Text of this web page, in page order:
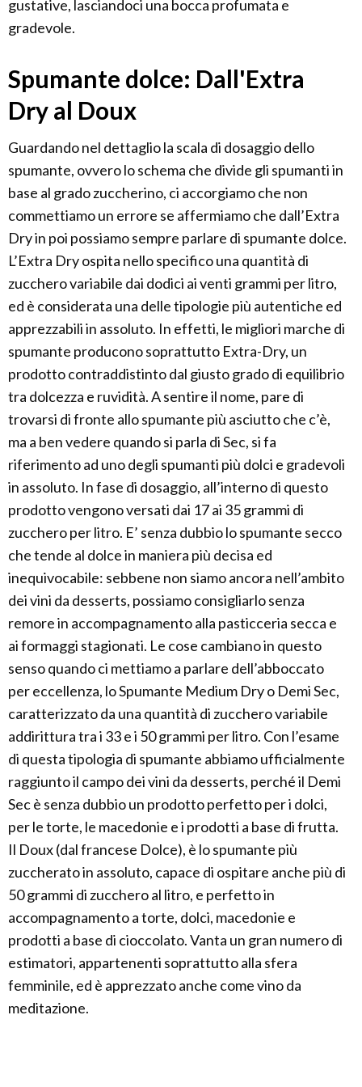
gustative, lasciandoci una bocca profumata e
gradevole.
Spumante dolce: Dall'Extra
Dry al Doux
Guardando nel dettaglio la scala di dosaggio dello
spumante, ovvero lo schema che divide gli spumanti in
base al grado zuccherino, ci accorgiamo che non
commettiamo un errore se affermiamo che dall’Extra
Dry in poi possiamo sempre parlare di spumante dolce.
L’Extra Dry ospita nello specifico una quantità di
zucchero variabile dai dodici ai venti grammi per litro,
ed è considerata una delle tipologie più autentiche ed
apprezzabili in assoluto. In effetti, le migliori marche di
spumante producono soprattutto Extra-Dry, un
prodotto contraddistinto dal giusto grado di equilibrio
tra dolcezza e ruvidità. A sentire il nome, pare di
trovarsi di fronte allo spumante più asciutto che c’è,
ma a ben vedere quando si parla di Sec, si fa
riferimento ad uno degli spumanti più dolci e gradevoli
in assoluto. In fase di dosaggio, all’interno di questo
prodotto vengono versati dai 17 ai 35 grammi di
zucchero per litro. E’ senza dubbio lo spumante secco
che tende al dolce in maniera più decisa ed
inequivocabile: sebbene non siamo ancora nell’ambito
dei vini da desserts, possiamo consigliarlo senza
remore in accompagnamento alla pasticceria secca e
ai formaggi stagionati. Le cose cambiano in questo
senso quando ci mettiamo a parlare dell’abboccato
per eccellenza, lo Spumante Medium Dry o Demi Sec,
caratterizzato da una quantità di zucchero variabile
addirittura tra i 33 e i 50 grammi per litro. Con l’esame
di questa tipologia di spumante abbiamo ufficialmente
raggiunto il campo dei vini da desserts, perché il Demi
Sec è senza dubbio un prodotto perfetto per i dolci,
per le torte, le macedonie e i prodotti a base di frutta.
Il Doux (dal francese Dolce), è lo spumante più
zuccherato in assoluto, capace di ospitare anche più di
50 grammi di zucchero al litro, e perfetto in
accompagnamento a torte, dolci, macedonie e
prodotti a base di cioccolato. Vanta un gran numero di
estimatori, appartenenti soprattutto alla sfera
femminile, ed è apprezzato anche come vino da
meditazione.